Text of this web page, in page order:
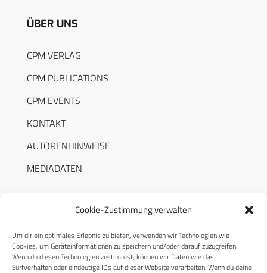
Cookie-Zustimmung verwalten
Um dir ein optimales Erlebnis zu bieten, verwenden wir Technologien wie
Cookies, um Geräteinformationen zu speichern und/oder darauf zuzugreifen.
Wenn du diesen Technologien zustimmst, können wir Daten wie das
Surfverhalten oder eindeutige IDs auf dieser Website verarbeiten. Wenn du deine
ÜBER UNS
CPM VERLAG
CPM PUBLICATIONS
CPM EVENTS
KONTAKT
AUTORENHINWEISE
MEDIADATEN
RECHTLICHES